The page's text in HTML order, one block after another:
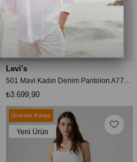
Levi's
₺3.699,90
Ücretsiz Kargo
Yeni Ürün